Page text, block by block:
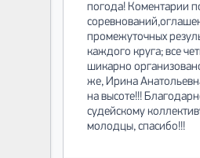
погода! Коментарии
промежуточных
каждого круга; все
шикарно
же, Ирина
на высоте!!!
судейскому
молодцы, спасибо!!!